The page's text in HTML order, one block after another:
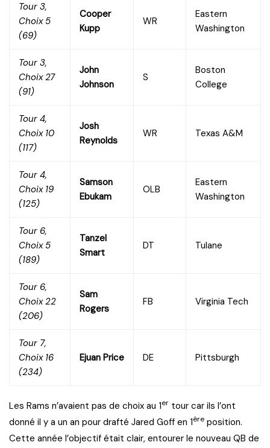
Tour 3,
Choix 5
(69)
Cooper
Kupp
WR
Eastern
Washington
Tour 3,
Choix 27
(91)
John
Johnson
S
Boston
College
Tour 4,
Choix 10
(117)
Josh
Reynolds
WR Texas A&M
Tour 4,
Choix 19
(125)
Samson
Ebukam
OLB
Eastern
Washington
Tour 6,
Choix 5
(189)
Tanzel
Smart
DT Tulane
Tour 6,
Choix 22
(206)
Sam
Rogers
FB Virginia Tech
Tour 7,
Choix 16
(234)
Ejuan Price DE Pittsburgh
Les Rams n’avaient pas de choix au 1er tour car ils l’ont
donné il y a un an pour drafté Jared Goff en 1ère position.
Cette année l’objectif était clair, entourer le nouveau QB de